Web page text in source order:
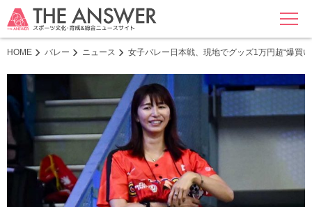
MENU
HOME バレー ニュース 女子バレー日本戦、現地でグッズ1万円超“爆買